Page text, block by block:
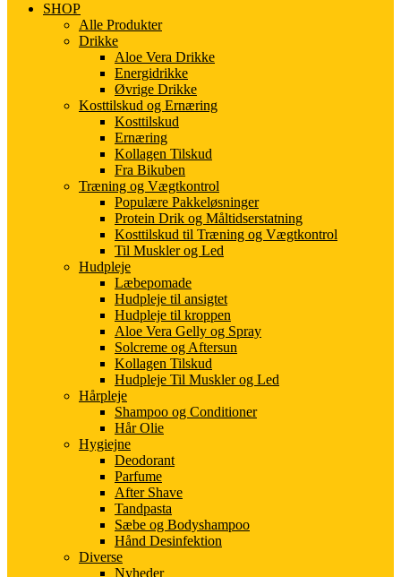
SHOP
Alle Produkter
Drikke
Aloe Vera Drikke
Energidrikke
Øvrige Drikke
Kosttilskud og Ernæring
Kosttilskud
Ernæring
Kollagen Tilskud
Fra Bikuben
Træning og Vægtkontrol
Populære Pakkeløsninger
Protein Drik og Måltidserstatning
Kosttilskud til Træning og Vægtkontrol
Til Muskler og Led
Hudpleje
Læbepomade
Hudpleje til ansigtet
Hudpleje til kroppen
Aloe Vera Gelly og Spray
Solcreme og Aftersun
Kollagen Tilskud
Hudpleje Til Muskler og Led
Hårpleje
Shampoo og Conditioner
Hår Olie
Hygiejne
Deodorant
Parfume
After Shave
Tandpasta
Sæbe og Bodyshampoo
Hånd Desinfektion
Diverse
Nyheder